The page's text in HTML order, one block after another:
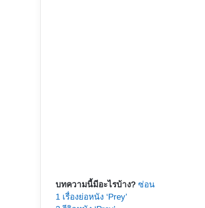
บทความนี้มีอะไรบ้าง? ซ่อน
1 เรื่องย่อหนัง ‘Prey’